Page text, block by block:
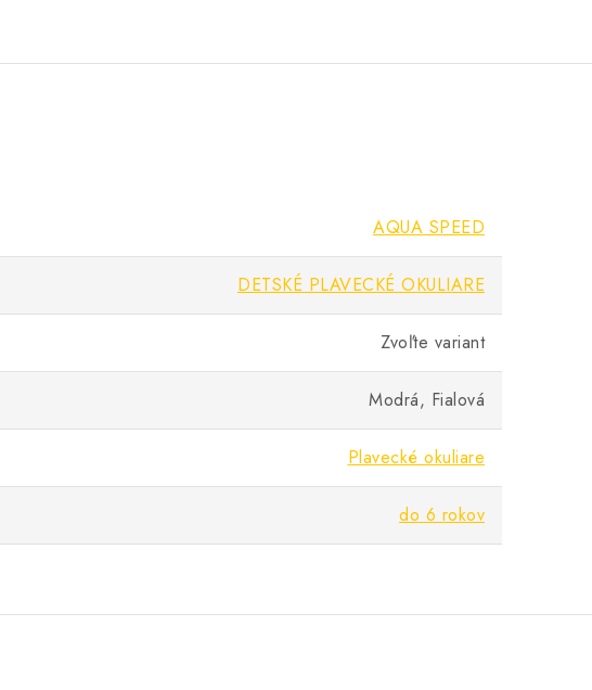
AQUA SPEED
DETSKÉ PLAVECKÉ OKULIARE
Zvoľte variant
Modrá, Fialová
Plavecké okuliare
do 6 rokov